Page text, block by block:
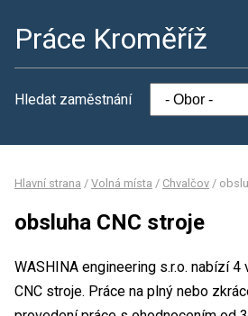
Práce Kroměříž
Hledat zaměstnání
Hlavní strana / Volná místa / Chvalčov /
obsluha CNC stroje
WASHINA engineering s.r.o. nabízí
CNC stroje. Práce na plný nebo